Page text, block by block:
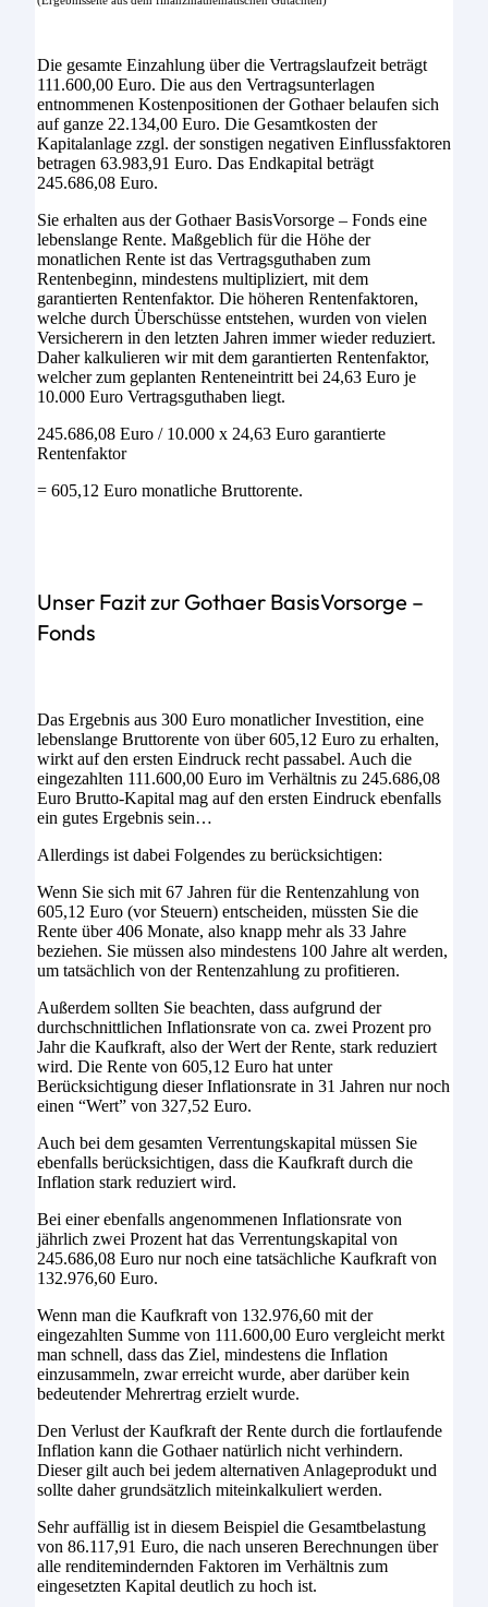
Die gesamte Einzahlung über die Vertragslaufzeit beträgt
111.600,00 Euro. Die aus den Vertragsunterlagen
entnommenen Kostenpositionen derGothaerbelaufen sich
auf ganze 22.134,00 Euro. Die Gesamtkosten der
Kapitalanlage zzgl. der sonstigen negativen Einflussfaktoren
betragen 63.983,91 Euro. Das Endkapital beträgt
245.686,08Euro.
Sie erhalten aus derGothaer BasisVorsorge – Fonds eine
lebenslange Rente. Maßgeblich für die Höhe der
monatlichen Rente ist das Vertragsguthaben zum
Rentenbeginn, mindestens multipliziert, mit dem
garantierten Rentenfaktor. Die höheren Rentenfaktoren,
welche durch Überschüsse entstehen, wurden von vielen
Versicherern in den letzten Jahren immer wieder reduziert.
Daher kalkulieren wir mit dem garantierten Rentenfaktor,
welcher zum geplanten Renteneintritt bei 24,63 Euro je
10.000 Euro Vertragsguthaben liegt.
245.686,08 Euro / 10.000 x 24,63 Euro garantierte
Rentenfaktor
= 605,12 Euro monatliche Bruttorente.
Unser Fazit zur Gothaer BasisVorsorge –
Fonds
Das Ergebnis aus 300 Euro monatlicher Investition, eine
lebenslange Bruttorente von über 605,12 Euro zu erhalten,
wirkt auf den ersten Eindruck recht passabel. Auch die
eingezahlten 111.600,00 Euro im Verhältnis zu 245.686,08
Euro Brutto-Kapital mag auf den ersten Eindruck ebenfalls
ein gutes Ergebnis sein…
Allerdings ist dabei Folgendes zu berücksichtigen:
Wenn Sie sich mit 67 Jahren für die Rentenzahlung von
605,12 Euro (vor Steuern) entscheiden, müssten Sie die
Rente über 406 Monate, also knapp mehr als 33 Jahre
beziehen. Sie müssen also mindestens 100 Jahre alt werden,
um tatsächlich von der Rentenzahlung zu profitieren.
Außerdem sollten Sie beachten, dass aufgrund der
durchschnittlichen Inflationsrate von ca. zwei Prozent pro
Jahr die Kaufkraft, also der Wert der Rente, stark reduziert
wird. Die Rente von 605,12 Euro hat unter
Berücksichtigung dieser Inflationsrate in 31 Jahren nur noch
einen “Wert” von 327,52 Euro.
Auch bei dem gesamten Verrentungskapital müssen Sie
ebenfalls berücksichtigen, dass die Kaufkraft durch die
Inflation stark reduziert wird.
Bei einer ebenfalls angenommenen Inflationsrate von
jährlich zwei Prozent hat das Verrentungskapital von
245.686,08 Euro nur noch eine tatsächliche Kaufkraft von
132.976,60 Euro.
Wenn man die Kaufkraft von 132.976,60 mit der
eingezahlten Summe von 111.600,00 Euro vergleicht merkt
man schnell, dass das Ziel, mindestens die Inflation
einzusammeln, zwar erreicht wurde, aber darüber kein
bedeutender Mehrertrag erzielt wurde.
Den Verlust der Kaufkraft der Rente durch die fortlaufende
Inflation kann die Gothaer natürlich nicht verhindern.
Dieser gilt auch bei jedem alternativen Anlageprodukt und
sollte daher grundsätzlich miteinkalkuliert werden.
Sehr auffällig ist in diesem Beispiel die Gesamtbelastung
von 86.117,91 Euro, die nach unseren Berechnungen über
alle renditemindernden Faktoren im Verhältnis zum
eingesetzten Kapital deutlich zu hoch ist.